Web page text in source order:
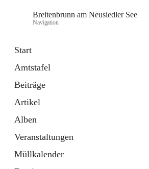
Breitenbrunn am Neusiedler See
Navigation
Start
Amtstafel
Beiträge
Artikel
Alben
Veranstaltungen
Müllkalender
18 Schnellzugriffe
Gemeindeservice